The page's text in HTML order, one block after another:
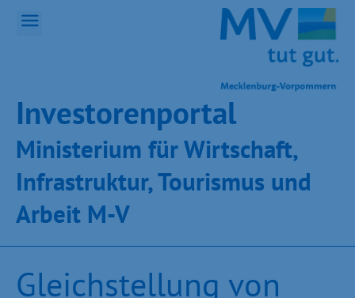
Inves­toren­por­tal
Ministeri­um für Wirt­schaft,
Infra­struk­tur, Tou­ris­mus und
Ar­beit M-V
Gleichstellung von